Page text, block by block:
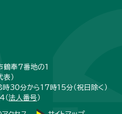
奉7番地の1
）
30分から17時15分（祝日除く）
法人番号 ）